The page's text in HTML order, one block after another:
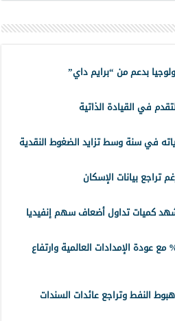
بدعم من “برايم داي”
في القيادة الذاتية
في سنة وسط تزايد الضغوط النقدية
تراجع بيانات الإسكان
كميات تداول أضعاف سهم إنفيديا
أسعار النفط بأكثر من 4% مع عودة الإمدادات العالمية وارتفاع
النفط وتراجع عائدات السندات